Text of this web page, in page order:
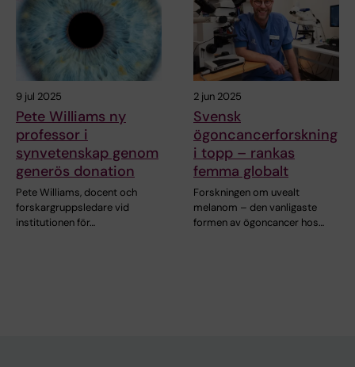
9 jul 2025
Pete Williams ny
professor i
synvetenskap genom
generös donation
Pete Williams, docent och
forskargruppsledare vid
institutionen för…
2 jun 2025
Svensk
ögoncancerforskning
i topp – rankas
femma globalt
Forskningen om uvealt
melanom – den vanligaste
formen av ögoncancer hos…